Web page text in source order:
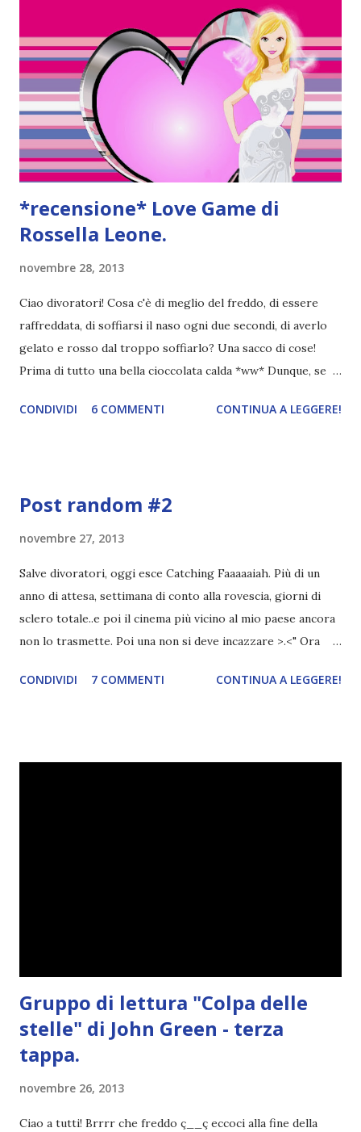
bisogno di parlare a tutti di Teen Wolf xD però
naturalmente vi parlerò di altre serie! Vi racconto la mia
storia di come mi innamorai di questo telefilm. Una volta la
mia amica mi disse 'Giusy, devi iniziare teen wolf! Tra poco
inizia la terza stagione, è na figata pazzesca' io 'mah,
vediamo, se ho tempo'. Dopo un paio di mesi e di torture da
parte della mia amica (del tipo che tutti i giorni mi incitava...
*recensione* Love Game di
Rossella Leone.
novembre 28, 2013
Ciao divoratori! Cosa c'è di meglio del freddo, di essere
raffreddata, di soffiarsi il naso ogni due secondi, di averlo
gelato e rosso dal troppo soffiarlo? Una sacco di cose!
Prima di tutto una bella cioccolata calda *ww* Dunque, se
Catching Fire, sappiate che non verrò a leggere il vostro
Editrice: Edizioni Rei data di pubblicazione: settembre
un’inaspettata vacanza in montagna, è davvero convinta che
in quel piccolo chalet tra i monti, lontano da tutto e tutti,
trascorrerà una tranquilla, rilassante gita, dimenticando i
propri guai. Le sue speranze crollano rapidamente non
CONDIVIDI 6 COMMENTI CONTINUA A LEGGERE!
Post random #2
novembre 27, 2013
Salve divoratori, oggi esce Catching Faaaaaiah. Più di un
anno di attesa, settimana di conto alla rovescia, giorni di
sclero totale..e poi il cinema più vicino al mio paese ancora
non lo trasmette. Poi una non si deve incazzare >.<" Ora
amica da domani a sabato mi spoilerà di brutto tutto il film
CONDIVIDI 7 COMMENTI CONTINUA A LEGGERE!
Gruppo di lettura "Colpa delle
stelle" di John Green - terza
tappa.
novembre 26, 2013
Ciao a tutti! Brrrr che freddo ç__ç eccoci alla fine della